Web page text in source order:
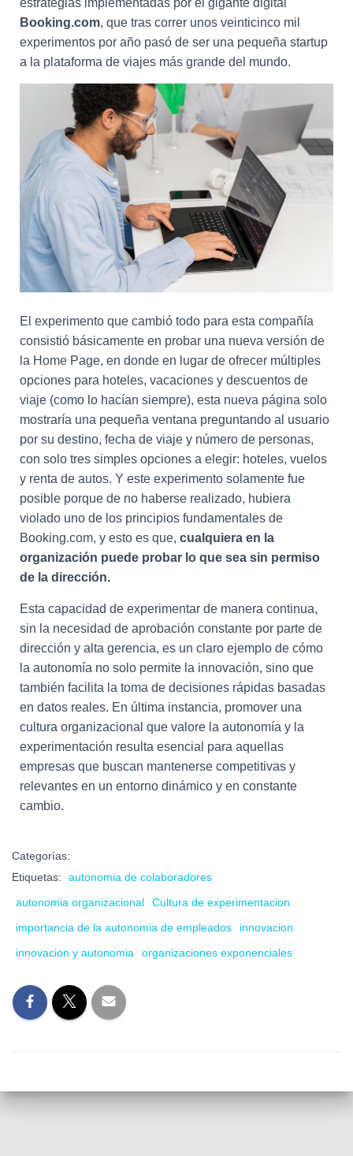
Booking.com, que tras correr unos veinticinco mil
experimentos por año pasó de ser una pequeña startup
a la plataforma de viajes más grande del mundo.
El experimento que cambió todo para esta compañía
consistió básicamente en probar una nueva versión de
la Home Page, en donde en lugar de ofrecer múltiples
opciones para hoteles, vacaciones y descuentos de
viaje (como lo hacían siempre), esta nueva página solo
mostraría una pequeña ventana preguntando al usuario
por su destino, fecha de viaje y número de personas,
con solo tres simples opciones a elegir: hoteles, vuelos
y renta de autos. Y este experimento solamente fue
posible porque de no haberse realizado, hubiera
violado uno de los principios fundamentales de
Booking.com, y esto es que, cualquiera en la
organización puede probar lo que sea sin permiso
de la dirección.
Esta capacidad de experimentar de manera continua,
sin la necesidad de aprobación constante por parte de
dirección y alta gerencia, es un claro ejemplo de cómo
la autonomía no solo permite la innovación, sino que
también facilita la toma de decisiones rápidas basadas
en datos reales. En última instancia, promover una
cultura organizacional que valore la autonomía y la
experimentación resulta esencial para aquellas
empresas que buscan mantenerse competitivas y
relevantes en un entorno dinámico y en constante
cambio.
Categorías:
Etiquetas:
autonomia de colaboradores
autonomia organizacional
Cultura de experimentacion
importancia de la autonomia de empleados
innovacion
innovacion y autonomia
organizaciones exponenciales